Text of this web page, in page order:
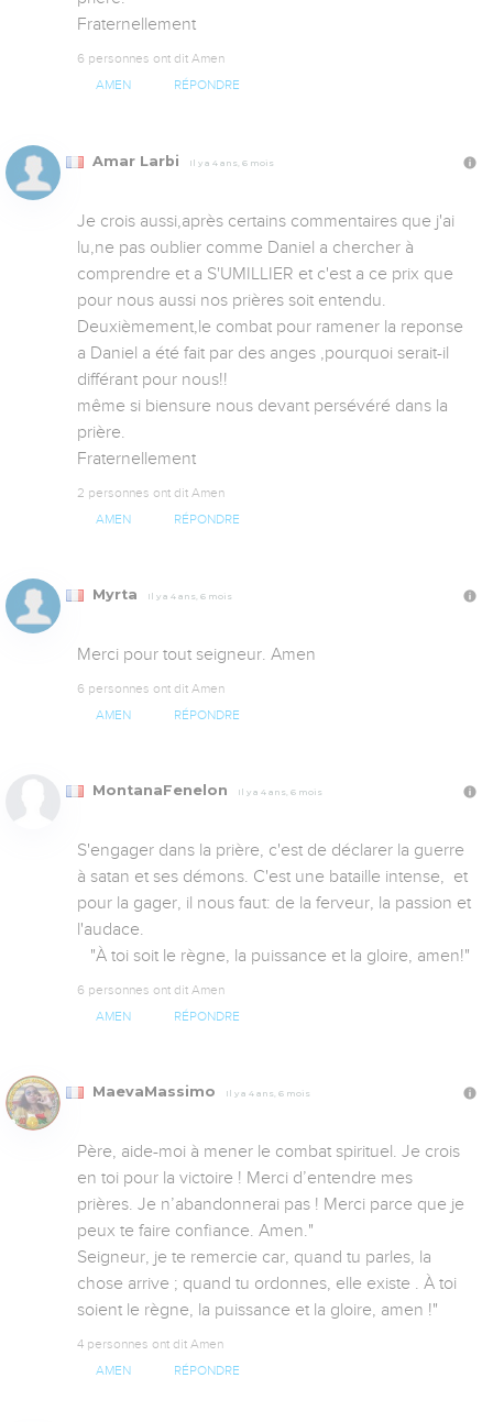
Fraternellement
6 personnes ont dit Amen
AMEN RÉPONDRE
Amar Larbi Il y a 4 ans, 6 mois
Je crois aussi,après certains commentaires que j'ai
lu,ne pas oublier comme Daniel a chercher à
comprendre et a S'UMILLIER et c'est a ce prix que
pour nous aussi nos prières soit entendu.
Deuxièmement,le combat pour ramener la reponse
a Daniel a été fait par des anges ,pourquoi serait-il
différant pour nous!!
même si biensure nous devant persévéré dans la
prière.
Fraternellement
2 personnes ont dit Amen
AMEN RÉPONDRE
Myrta Il y a 4 ans, 6 mois
Merci pour tout seigneur. Amen
6 personnes ont dit Amen
AMEN RÉPONDRE
MontanaFenelon Il y a 4 ans, 6 mois
S'engager dans la prière, c'est de déclarer la guerre
à satan et ses démons. C'est une bataille intense,  et
pour la gager, il nous faut: de la ferveur, la passion et
l'audace.
   "À toi soit le règne, la puissance et la gloire, amen!"
6 personnes ont dit Amen
AMEN RÉPONDRE
MaevaMassimo Il y a 4 ans, 6 mois
Père, aide-moi à mener le combat spirituel. Je crois
en toi pour la victoire ! Merci d’entendre mes
prières. Je n’abandonnerai pas ! Merci parce que je
peux te faire confiance. Amen."
Seigneur, je te remercie car, quand tu parles, la
chose arrive ; quand tu ordonnes, elle existe . À toi
soient le règne, la puissance et la gloire, amen !"
4 personnes ont dit Amen
AMEN RÉPONDRE